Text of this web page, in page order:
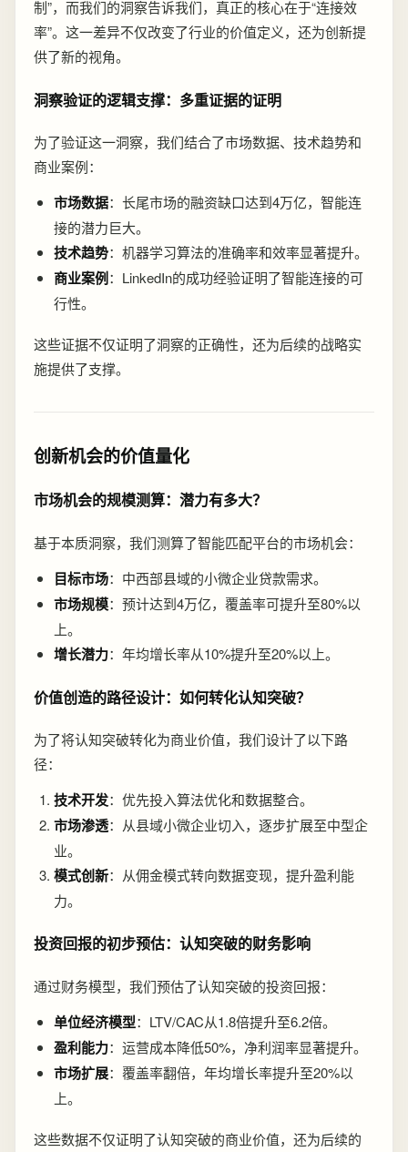
制”，而我们的洞察告诉我们，真正的核心在于“连接效
率”。这一差异不仅改变了行业的价值定义，还为创新提
供了新的视角。
洞察验证的逻辑支撑：多重证据的证明
为了验证这一洞察，我们结合了市场数据、技术趋势和
商业案例：
市场数据：长尾市场的融资缺口达到4万亿，智能连
接的潜力巨大。
技术趋势：机器学习算法的准确率和效率显著提升。
商业案例：LinkedIn的成功经验证明了智能连接的可
行性。
这些证据不仅证明了洞察的正确性，还为后续的战略实
施提供了支撑。
创新机会的价值量化
市场机会的规模测算：潜力有多大？
基于本质洞察，我们测算了智能匹配平台的市场机会：
目标市场：中西部县域的小微企业贷款需求。
市场规模：预计达到4万亿，覆盖率可提升至80%以
上。
增长潜力：年均增长率从10%提升至20%以上。
价值创造的路径设计：如何转化认知突破？
为了将认知突破转化为商业价值，我们设计了以下路
径：
技术开发：优先投入算法优化和数据整合。
市场渗透：从县域小微企业切入，逐步扩展至中型企
业。
模式创新：从佣金模式转向数据变现，提升盈利能
力。
投资回报的初步预估：认知突破的财务影响
通过财务模型，我们预估了认知突破的投资回报：
单位经济模型：LTV/CAC从1.8倍提升至6.2倍。
盈利能力：运营成本降低50%，净利润率显著提升。
市场扩展：覆盖率翻倍，年均增长率提升至20%以
上。
这些数据不仅证明了认知突破的商业价值，还为后续的